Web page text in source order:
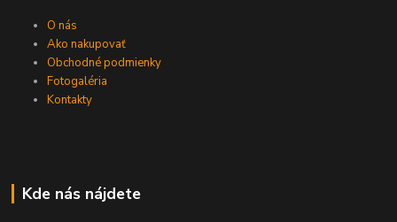
O nás
Ako nakupovať
Obchodné podmienky
Fotogaléria
Kontakty
Kde nás nájdete